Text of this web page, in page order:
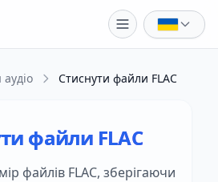
Стиснути файли FLAC
файли FLAC
файлів FLAC, зберігаючи